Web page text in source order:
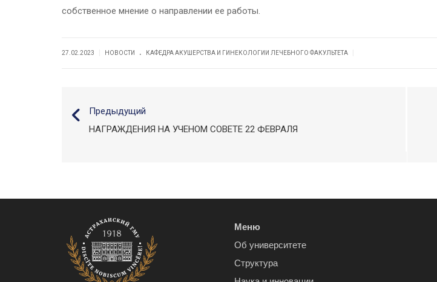
собственное мнение о направлении ее работы.
27.02.2023 НОВОСТИ . КАФЕДРА АКУШЕРСТВА И ГИНЕКОЛОГИИ ЛЕЧЕБНОГО ФАКУЛЬТЕТА
Предыдущий
НАГРАЖДЕНИЯ НА УЧЕНОМ СОВЕТЕ 22 ФЕВРАЛЯ
Меню
Об университете
Структура